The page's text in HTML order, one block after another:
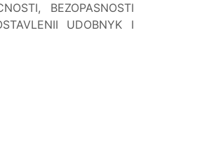
BEZOPASNOSTI
UDOBNYK I